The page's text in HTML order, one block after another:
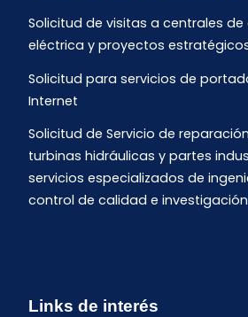
Solicitud de visitas a centrales
eléctrica y proyectos
Solicitud para servicios de
Internet
Solicitud de Servicio de
turbinas hidráulicas y partes
servicios especializados de
control de calidad e investigación
Links de interés